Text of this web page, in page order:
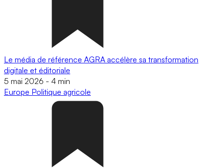
Le média de référence AGRA accélère sa transformation
digitale et éditoriale
5 mai 2026 - 4 min
Europe Politique agricole